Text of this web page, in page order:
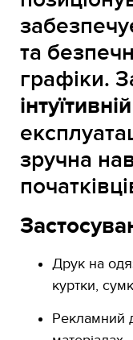
та
графіки.
зручна
Друк на
куртки,
Рекламний